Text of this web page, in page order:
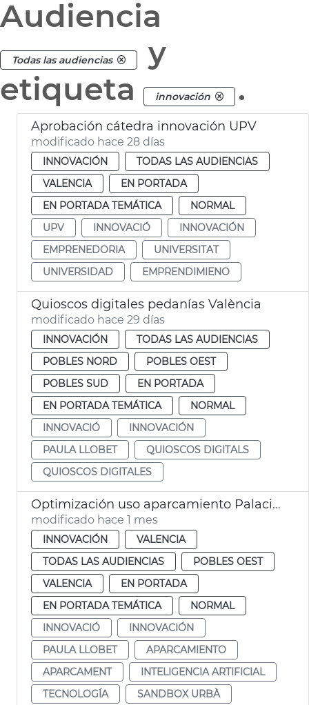
Audiencia
Todas las audiencias
y
etiqueta
innovación .
Aprobación cátedra innovación UPV
modificado hace 28 días
INNOVACIÓN
TODAS LAS AUDIENCIAS
VALENCIA
EN PORTADA
EN PORTADA TEMÁTICA
NORMAL
UPV
INNOVACIÓ
INNOVACIÓN
EMPRENEDORIA
UNIVERSITAT
UNIVERSIDAD
EMPRENDIMIENO
Quioscos digitales pedanías València
modificado hace 29 días
INNOVACIÓN
TODAS LAS AUDIENCIAS
POBLES NORD
POBLES OEST
POBLES SUD
EN PORTADA
EN PORTADA TEMÁTICA
NORMAL
INNOVACIÓ
INNOVACIÓN
PAULA LLOBET
QUIOSCOS DIGITALS
QUIOSCOS DIGITALES
Optimización uso aparcamiento Palacio de Congresos por el Sandbox Urbà
modificado hace 1 mes
INNOVACIÓN
VALENCIA
TODAS LAS AUDIENCIAS
POBLES OEST
VALENCIA
EN PORTADA
EN PORTADA TEMÁTICA
NORMAL
INNOVACIÓ
INNOVACIÓN
PAULA LLOBET
APARCAMIENTO
APARCAMENT
INTELIGENCIA ARTIFICIAL
TECNOLOGÍA
SANDBOX URBÀ